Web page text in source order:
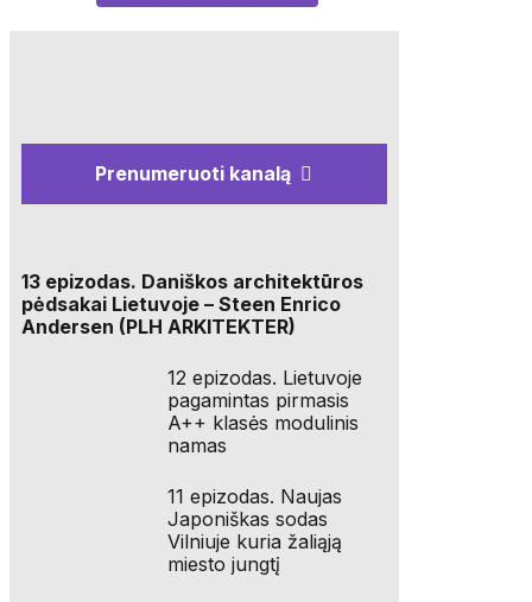
Prenumeruoti kanalą
13 epizodas. Daniškos architektūros
pėdsakai Lietuvoje – Steen Enrico
Andersen (PLH ARKITEKTER)
12 epizodas. Lietuvoje
pagamintas pirmasis
A++ klasės modulinis
namas
11 epizodas. Naujas
Japoniškas sodas
Vilniuje kuria žaliąją
miesto jungtį